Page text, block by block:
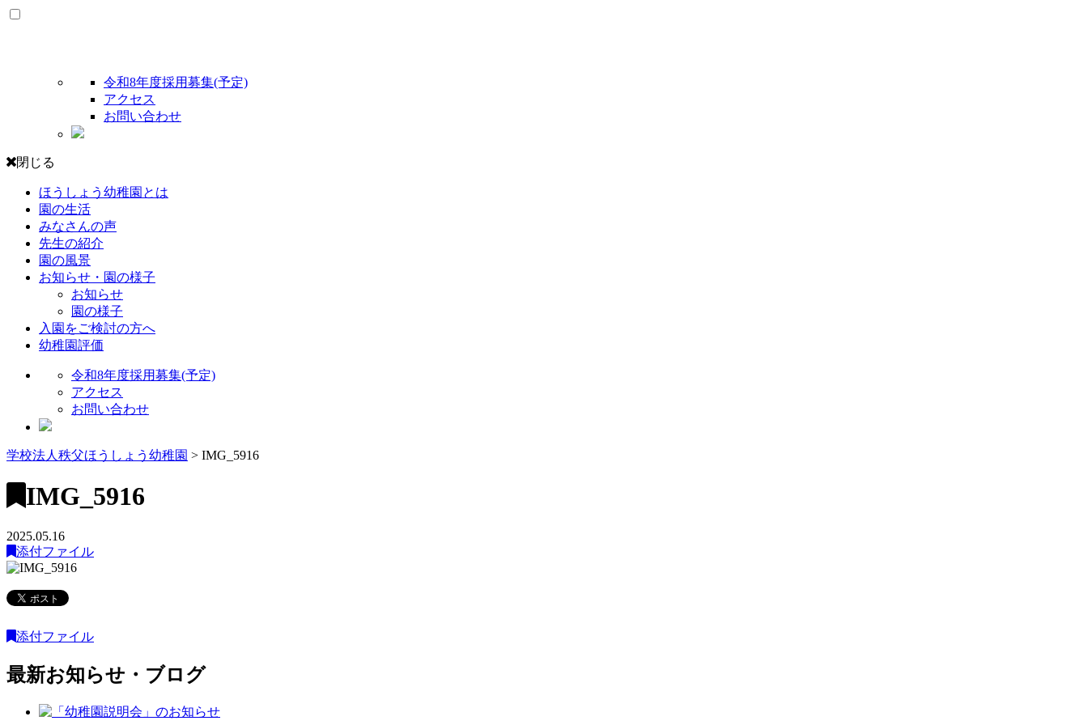
令和8年度採用募集(予定)
アクセス
お問い合わせ
閉じる
ほうしょう幼稚園とは
園の生活
みなさんの声
先生の紹介
園の風景
お知らせ・園の様子
お知らせ
園の様子
入園をご検討の方へ
幼稚園評価
令和8年度採用募集(予定)
アクセス
お問い合わせ
学校法人秩父ほうしょう幼稚園 > IMG_5916
IMG_5916
2025.05.16
添付ファイル
添付ファイル
最新お知らせ・ブログ